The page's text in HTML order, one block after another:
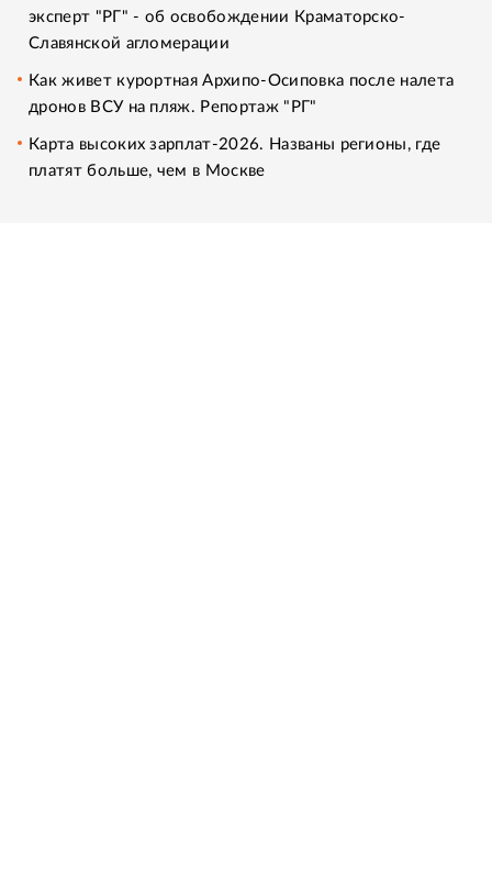
эксперт "РГ" - об освобождении Краматорско-
Славянской агломерации
Как живет курортная Архипо-Осиповка после налета
дронов ВСУ на пляж. Репортаж "РГ"
Карта высоких зарплат-2026. Названы регионы, где
платят больше, чем в Москве